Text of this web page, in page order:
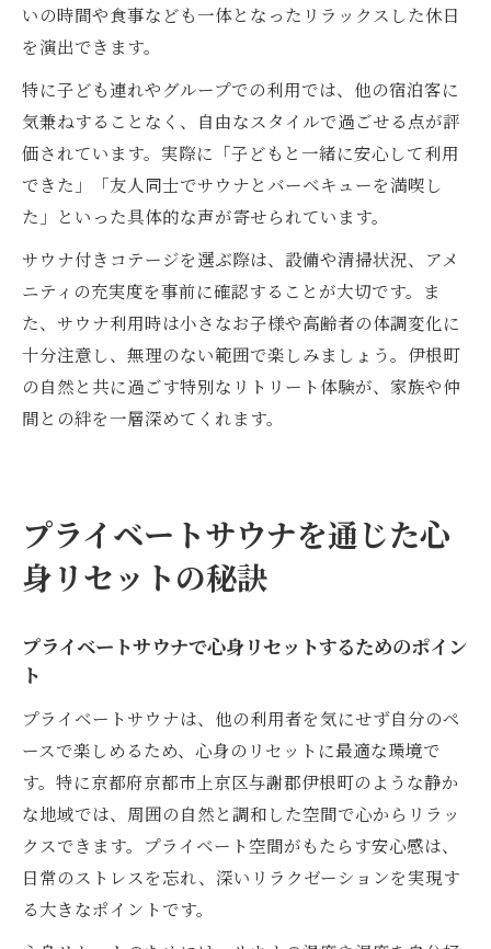
いの時間や食事なども一体となったリラックスした休日
を演出できます。
特に子ども連れやグループでの利用では、他の宿泊客に
気兼ねすることなく、自由なスタイルで過ごせる点が評
価されています。実際に「子どもと一緒に安心して利用
できた」「友人同士でサウナとバーベキューを満喫し
た」といった具体的な声が寄せられています。
サウナ付きコテージを選ぶ際は、設備や清掃状況、アメ
ニティの充実度を事前に確認することが大切です。ま
た、サウナ利用時は小さなお子様や高齢者の体調変化に
十分注意し、無理のない範囲で楽しみましょう。伊根町
の自然と共に過ごす特別なリトリート体験が、家族や仲
間との絆を一層深めてくれます。
プライベートサウナを通じた心
身リセットの秘訣
プライベートサウナで心身リセットするためのポイン
ト
プライベートサウナは、他の利用者を気にせず自分のペ
ースで楽しめるため、心身のリセットに最適な環境で
す。特に京都府京都市上京区与謝郡伊根町のような静か
な地域では、周囲の自然と調和した空間で心からリラッ
クスできます。プライベート空間がもたらす安心感は、
日常のストレスを忘れ、深いリラクゼーションを実現す
る大きなポイントです。